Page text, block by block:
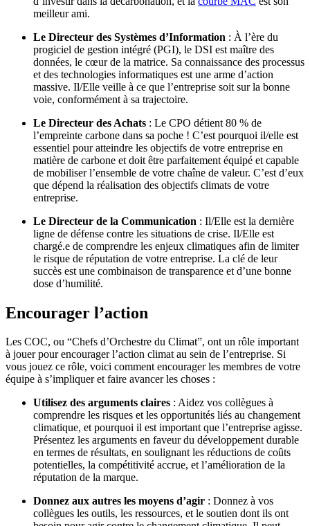
meilleur ami.
Le Directeur des Systèmes d’Information : À l’ère du
progiciel de gestion intégré (PGI), le DSI est maître des
données, le cœur de la matrice. Sa connaissance des processus
et des technologies informatiques est une arme d’action
massive. Il/Elle veille à ce que l’entreprise soit sur la bonne
voie, conformément à sa trajectoire.
Le Directeur des Achats : Le CPO détient 80 % de
l’empreinte carbone dans sa poche ! C’est pourquoi il/elle est
essentiel pour atteindre les objectifs de votre entreprise en
matière de carbone et doit être parfaitement équipé et capable
de mobiliser l’ensemble de votre chaîne de valeur. C’est d’eux
que dépend la réalisation des objectifs climats de votre
entreprise.
Le Directeur de la Communication : Il/Elle est la dernière
ligne de défense contre les situations de crise. Il/Elle est
chargé.e de comprendre les enjeux climatiques afin de limiter
le risque de réputation de votre entreprise. La clé de leur
succès est une combinaison de transparence et d’une bonne
dose d’humilité.
Encourager l’action
Les COC, ou “Chefs d’Orchestre du Climat”, ont un rôle important
à jouer pour encourager l’action climat au sein de l’entreprise. Si
vous jouez ce rôle, voici comment encourager les membres de votre
équipe à s’impliquer et faire avancer les choses :
Utilisez des arguments claires : Aidez vos collègues à
comprendre les risques et les opportunités liés au changement
climatique, et pourquoi il est important que l’entreprise agisse.
Présentez les arguments en faveur du développement durable
en termes de résultats, en soulignant les réductions de coûts
potentielles, la compétitivité accrue, et l’amélioration de la
réputation de la marque.
Donnez aux autres les moyens d’agir : Donnez à vos
collègues les outils, les ressources, et le soutien dont ils ont